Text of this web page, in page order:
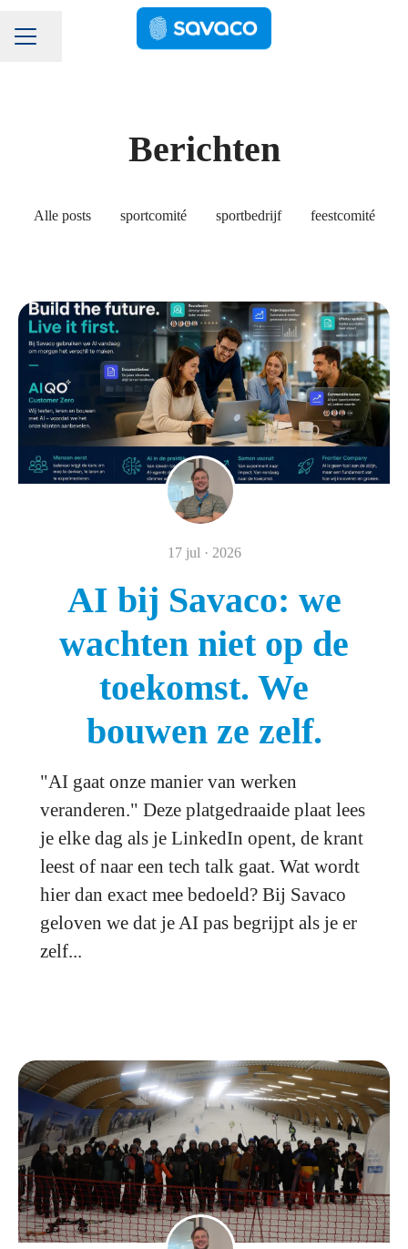
Carrièremenu
Pagina delen
Berichten
Alle posts sportcomité sportbedrijf feestcomité
17 jul · 2026
AI bij Savaco: we
wachten niet op de
toekomst. We
bouwen ze zelf.
"AI gaat onze manier van werken
veranderen." Deze platgedraaide plaat lees
je elke dag als je LinkedIn opent, de krant
leest of naar een tech talk gaat. Wat wordt
hier dan exact mee bedoeld? Bij Savaco
geloven we dat je AI pas begrijpt als je er
zelf...